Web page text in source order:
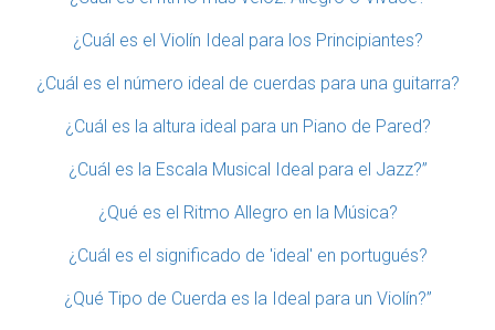
¿Cuál es el Violín Ideal para los Principiantes?
¿Cuál es el número ideal de cuerdas para una guitarra?
¿Cuál es la altura ideal para un Piano de Pared?
¿Cuál es la Escala Musical Ideal para el Jazz?”
¿Qué es el Ritmo Allegro en la Música?
¿Cuál es el significado de 'ideal' en portugués?
¿Qué Tipo de Cuerda es la Ideal para un Violín?”